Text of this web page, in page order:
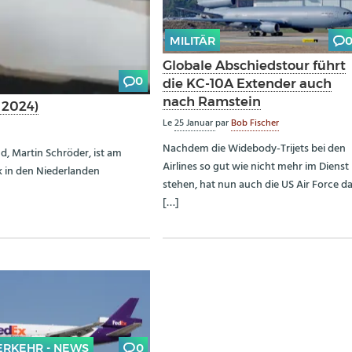
0
Martin Schröder, ist am
den Niederlanden
MILITÄR
Globale Abschiedstour führt
die KC-10A Extender auch
nach Ramstein
Le25 JanuarparBob Fischer
Nachdem die Widebody-Trijets bei den
Airlines so gut wie nicht mehr im Dienst
stehen, hat nun auch die US Air Force
[…]
- NEWS 0